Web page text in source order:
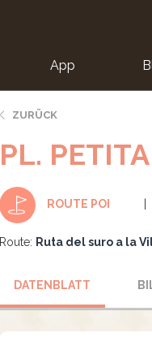
App
ZURÜCK
PL. PETITA
ROUTE POI
Route: Ruta del suro a la
DATENBLATT